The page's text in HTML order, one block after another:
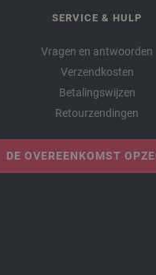
SERVICE & HULP
Vragen en antwoorden
Verzendkosten
Betalingswijzen
Retourzendingen
DE OVEREENKOMST